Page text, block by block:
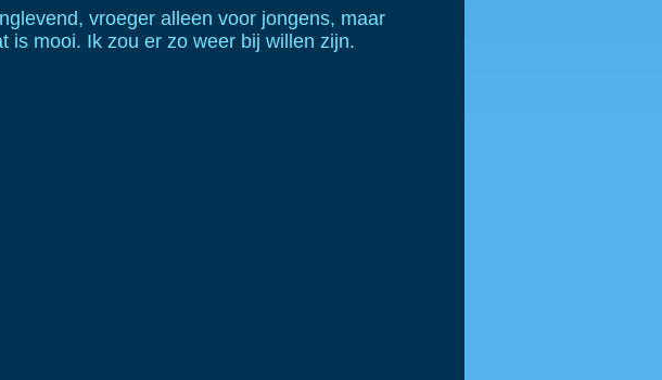
vroeger alleen voor jongens, maar
is mooi. Ik zou er zo weer bij willen zijn.